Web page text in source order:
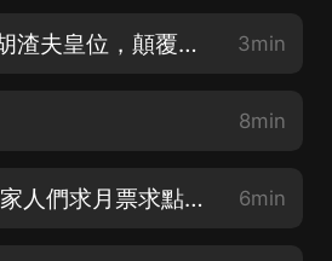
000《重生后截胡渣夫皇位，顛覆江山寵皇叔》預告片，求月票！求讚！求五星好評哦！ 3min
8min
002 毒挖雙眼，家人們求月票求點讚求五星好評吧！ 6min